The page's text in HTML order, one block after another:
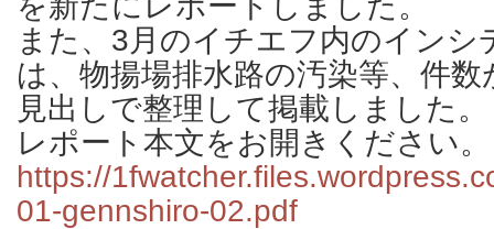
また、3月のイチエフ内のインシ
は、物揚場排水路の汚染等、件
見出しで整理して掲載しました。
レポート本文をお開きください。
https://
01-gennshiro-02.pdf